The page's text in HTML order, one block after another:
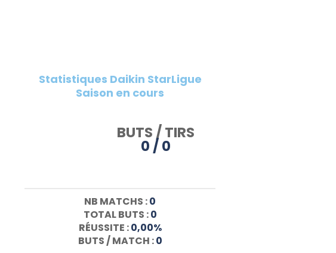
Statistiques Daikin StarLigue
Saison en cours
BUTS / TIRS
0 / 0
NB MATCHS :0
TOTAL BUTS :0
RÉUSSITE :0,00%
BUTS / MATCH :0